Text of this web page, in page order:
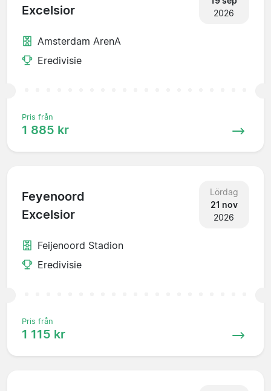
Excelsior
2026
Amsterdam ArenA
Eredivisie
Pris från
1 885 kr
Feyenoord
Excelsior
Lördag
21 nov
2026
Feijenoord Stadion
Eredivisie
Pris från
1 115 kr